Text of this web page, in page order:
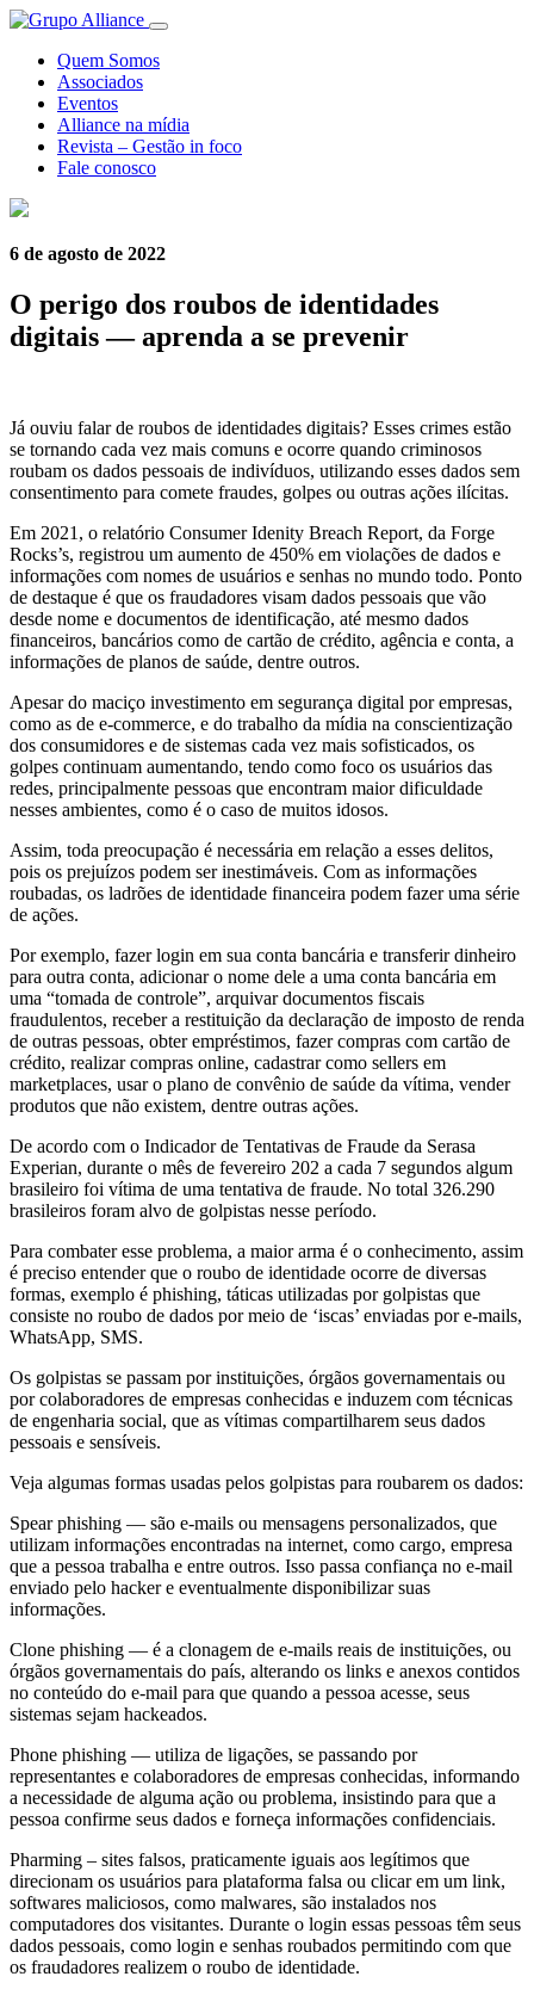
Quem Somos
Associados
Eventos
Alliance na mídia
Revista – Gestão in foco
Fale conosco
6 de agosto de 2022
O perigo dos roubos de identidades
digitais — aprenda a se prevenir
Já ouviu falar de roubos de identidades digitais? Esses crimes estão
se tornando cada vez mais comuns e ocorre quando criminosos
roubam os dados pessoais de indivíduos, utilizando esses dados sem
consentimento para comete fraudes, golpes ou outras ações ilícitas.
Em 2021, o relatório Consumer Idenity Breach Report, da Forge
Rocks’s, registrou um aumento de 450% em violações de dados e
informações com nomes de usuários e senhas no mundo todo. Ponto
de destaque é que os fraudadores visam dados pessoais que vão
desde nome e documentos de identificação, até mesmo dados
financeiros, bancários como de cartão de crédito, agência e conta, a
informações de planos de saúde, dentre outros.
Apesar do maciço investimento em segurança digital por empresas,
como as de e-commerce, e do trabalho da mídia na conscientização
dos consumidores e de sistemas cada vez mais sofisticados, os
golpes continuam aumentando, tendo como foco os usuários das
redes, principalmente pessoas que encontram maior dificuldade
nesses ambientes, como é o caso de muitos idosos.
Assim, toda preocupação é necessária em relação a esses delitos,
pois os prejuízos podem ser inestimáveis. Com as informações
roubadas, os ladrões de identidade financeira podem fazer uma série
de ações.
Por exemplo, fazer login em sua conta bancária e transferir dinheiro
para outra conta, adicionar o nome dele a uma conta bancária em
uma “tomada de controle”, arquivar documentos fiscais
fraudulentos, receber a restituição da declaração de imposto de renda
de outras pessoas, obter empréstimos, fazer compras com cartão de
crédito, realizar compras online, cadastrar como sellers em
marketplaces, usar o plano de convênio de saúde da vítima, vender
produtos que não existem, dentre outras ações.
De acordo com o Indicador de Tentativas de Fraude da Serasa
Experian, durante o mês de fevereiro 202 a cada 7 segundos algum
brasileiro foi vítima de uma tentativa de fraude. No total 326.290
brasileiros foram alvo de golpistas nesse período.
Para combater esse problema, a maior arma é o conhecimento, assim
é preciso entender que o roubo de identidade ocorre de diversas
formas, exemplo é phishing, táticas utilizadas por golpistas que
consiste no roubo de dados por meio de ‘iscas’ enviadas por e-mails,
WhatsApp, SMS.
Os golpistas se passam por instituições, órgãos governamentais ou
por colaboradores de empresas conhecidas e induzem com técnicas
de engenharia social, que as vítimas compartilharem seus dados
pessoais e sensíveis.
Veja algumas formas usadas pelos golpistas para roubarem os dados:
Spear phishing — são e-mails ou mensagens personalizados, que
utilizam informações encontradas na internet, como cargo, empresa
que a pessoa trabalha e entre outros. Isso passa confiança no e-mail
enviado pelo hacker e eventualmente disponibilizar suas
informações.
Clone phishing — é a clonagem de e-mails reais de instituições, ou
órgãos governamentais do país, alterando os links e anexos contidos
no conteúdo do e-mail para que quando a pessoa acesse, seus
sistemas sejam hackeados.
Phone phishing — utiliza de ligações, se passando por
representantes e colaboradores de empresas conhecidas, informando
a necessidade de alguma ação ou problema, insistindo para que a
pessoa confirme seus dados e forneça informações confidenciais.
Pharming – sites falsos, praticamente iguais aos legítimos que
direcionam os usuários para plataforma falsa ou clicar em um link,
softwares maliciosos, como malwares, são instalados nos
computadores dos visitantes. Durante o login essas pessoas têm seus
dados pessoais, como login e senhas roubados permitindo com que
os fraudadores realizem o roubo de identidade.